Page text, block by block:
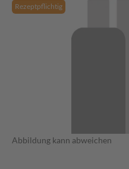
Rezeptpflichtig
Abbildung kann abweichen